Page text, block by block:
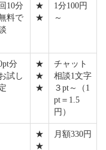
10分
料で
★
★
1分100円
～
分
試し
★
★
★
チャット
相談1文字
３pt～（1
pt＝1.5
円）
★
★
月額330円